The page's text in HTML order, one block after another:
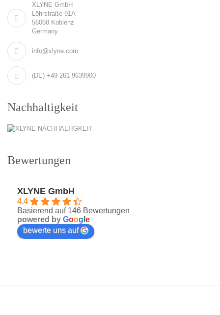
XLYNE GmbH
Löhrstraße 91A
56068 Koblenz
Germany
info@xlyne.com
(DE) +49 261 9639900
Nachhaltigkeit
Bewertungen
XLYNE GmbH
4.4
Basierend auf 146 Bewertungen
powered by Goog e
bewerte uns auf